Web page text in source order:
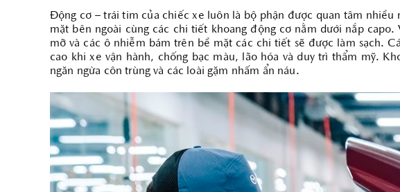
Động cơ – trái tim của chiếc xe luôn là bộ phận được quan tâm
mặt bên ngoài cùng các chi tiết khoang động cơ nằm dưới nắp
mỡ và các ô nhiễm bám trên bề mặt các chi tiết sẽ được làm sạch.
cao khi xe vận hành, chống bạc màu, lão hóa và duy trì thẩm mỹ.
ngăn ngừa côn trùng và các loài gặm nhấm ẩn náu.